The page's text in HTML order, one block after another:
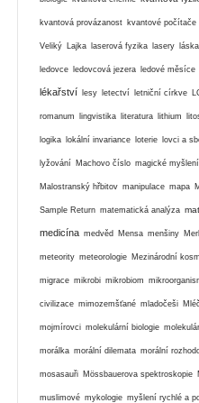
kvantová provázanost kvantové počítače
Veliký Lajka laserová fyzika lasery láska
ledovce ledovcová jezera ledové měsíce
lékařství lesy letectví letniční církve
romanum lingvistika literatura lithium
logika lokální invariance loterie lovci a
lyžování Machovo číslo magické myšlení
Malostranský hřbitov manipulace mapa
Sample Return matematická analýza
medicína medvěd Mensa menšiny
meteority meteorologie Mezinárodní
migrace mikrobi mikrobiom
civilizace mimozemšťané mladočeši
mojmírovci molekulární biologie
morálka morální dilemata morální
mosasauři Mössbauerova spektroskopie
muslimové mykologie myšlení rychlé a